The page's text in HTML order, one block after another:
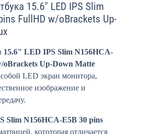
15.6" LED IPS Slim
FullHD w/oBrackets Up-
15.6" LED IPS Slim N156HCA-
oBrackets Up-Down Matte
собой LED экран монитора,
изображение и
Slim N156HCA-E5B 30 pins
кототорая отличается